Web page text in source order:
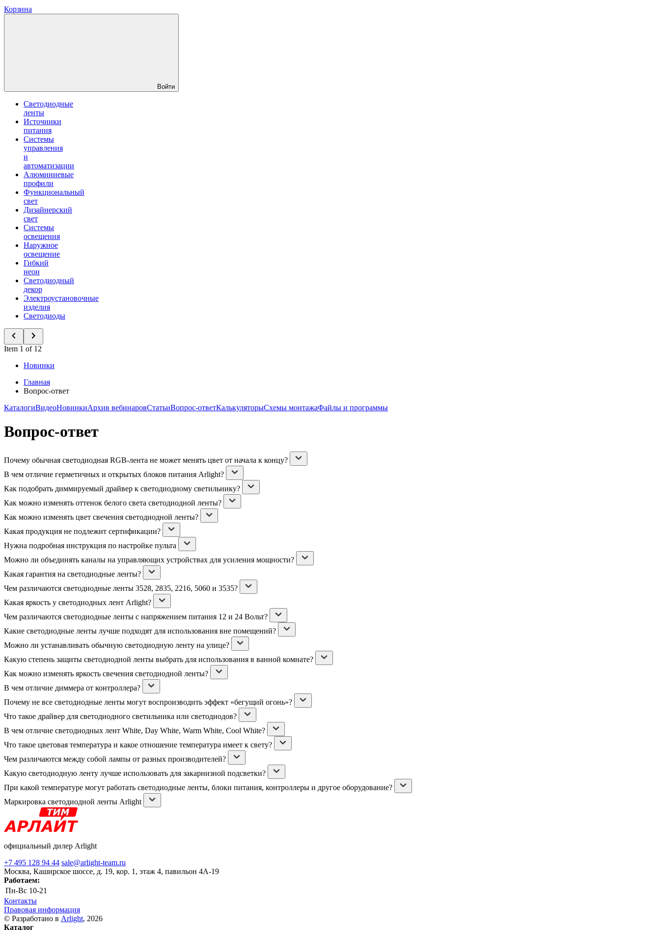
Корзина
Войти
Светодиодные
ленты
Источники
питания
Системы
управления
и
автоматизации
Алюминиевые
профили
Функциональный
свет
Дизайнерский
свет
Системы
освещения
Наружное
освещение
Гибкий
неон
Светодиодный
декор
Электроустановочные
изделия
Светодиоды
Item 1 of 12
Новинки
Главная
Вопрос-ответ
КаталогиВидеоНовинкиАрхив вебинаровСтатьиВопрос-ответКалькуляторыСхемы монтажаФайлы и программы
Вопрос-ответ
Почему обычная светодиодная RGB-лента не может менять цвет от начала к концу?
В чем отличие герметичных и открытых блоков питания Arlight?
Как подобрать диммируемый драйвер к светодиодному светильнику?
Как можно изменять оттенок белого света светодиодной ленты?
Как можно изменять цвет свечения светодиодной ленты?
Какая продукция не подлежит сертификации?
Нужна подробная инструкция по настройке пульта
Можно ли объединять каналы на управляющих устройствах для усиления мощности?
Какая гарантия на светодиодные ленты?
Чем различаются светодиодные ленты 3528, 2835, 2216, 5060 и 3535?
Какая яркость у светодиодных лент Arlight?
Чем различаются светодиодные ленты с напряжением питания 12 и 24 Вольт?
Какие светодиодные ленты лучше подходят для использования вне помещений?
Можно ли устанавливать обычную светодиодную ленту на улице?
Какую степень защиты светодиодной ленты выбрать для использования в ванной комнате?
Как можно изменять яркость свечения светодиодной ленты?
В чем отличие диммера от контроллера?
Почему не все светодиодные ленты могут воспроизводить эффект «бегущий огонь»?
Что такое драйвер для светодиодного светильника или светодиодов?
В чем отличие светодиодных лент White, Day White, Warm White, Cool White?
Что такое цветовая температура и какое отношение температура имеет к свету?
Чем различаются между собой лампы от разных производителей?
Какую светодиодную ленту лучше использовать для закарнизной подсветки?
При какой температуре могут работать светодиодные ленты, блоки питания, контроллеры и другое оборудование?
Маркировка светодиодной ленты Arlight
официальный дилер Arlight
+7 495 128 94 44 sale@arlight-team.ru
Москва, Каширское шоссе, д. 19, кор. 1, этаж 4, павильон 4А-19
Работаем:
Пн-Вс 10-21
Контакты
Правовая информация
© Разработано в Arlight, 2026
Каталог